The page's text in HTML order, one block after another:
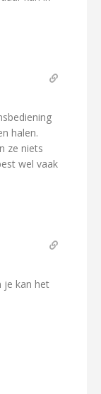
halen.
ze niets
wel vaak
je kan het